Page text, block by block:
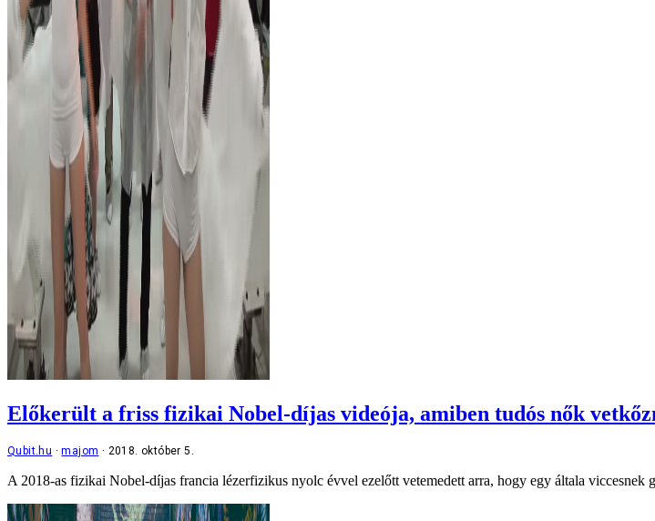
Előkerült a friss fizikai Nobel-díjas videója, amiben tudós nők
Qubit.hu majom 2018. október 5.
A 2018-as fizikai Nobel-díjas francia lézerfizikus nyolc évvel ezelőtt vetemedett arra, hogy egy általa